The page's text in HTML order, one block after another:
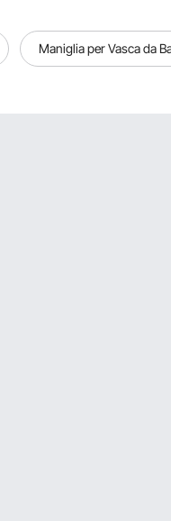
Maniglia per Vasca da